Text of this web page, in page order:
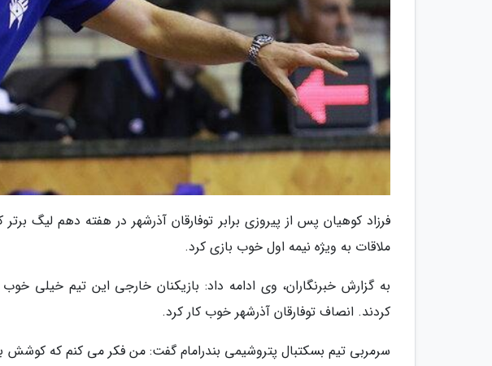
فرزاد کوهیان پس از پیروزی برابر توفارقان آذرشهر در هفته دهم لیگ
ملاقات به ویژه نیمه اول خوب بازی کرد.
به گزارش خبرنگاران، وی ادامه داد: بازیکنان خارجی این تیم خیلی
کردند. انصاف توفارقان آذرشهر خوب کار کرد.
سرمربی تیم بسکتبال پتروشیمی بندرامام گفت: من فکر می کنم که کوشش